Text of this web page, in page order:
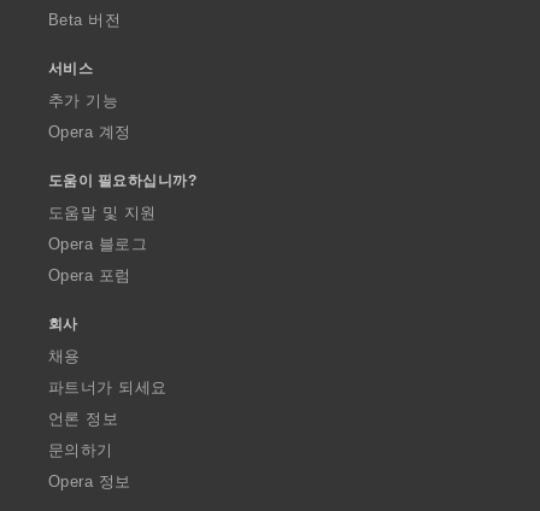
Beta 버전
서비스
추가 기능
Opera 계정
도움이 필요하십니까?
도움말 및 지원
Opera 블로그
Opera 포럼
회사
채용
파트너가 되세요
언론 정보
문의하기
Opera 정보